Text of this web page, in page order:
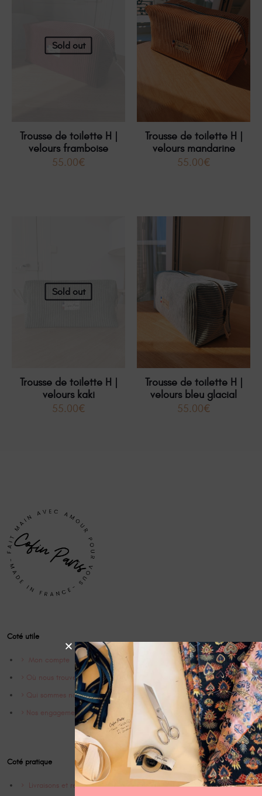
Sold out
Trousse de toilette H |
velours framboise
55.00€
Trousse de toilette H |
velours mandarine
55.00€
Sold out
Trousse de toilette H |
velours kaki
55.00€
Trousse de toilette H |
velours bleu glacial
55.00€
Coté utile
Mon compte
Où nous trouver
Qui sommes nous ?
Nos engagements
Coté pratique
Livraisons et retrours